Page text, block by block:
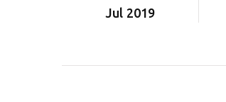
Jul 2019